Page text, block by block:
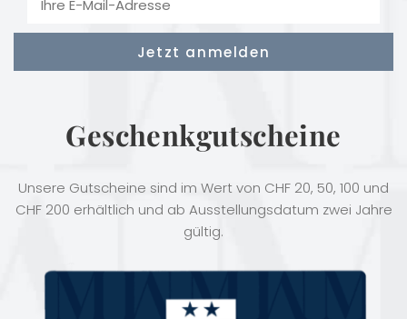
Geschenkgutscheine
Unsere Gutscheine sind im Wert von CHF 20, 50, 100 und
CHF 200 erhältlich und ab Ausstellungsdatum zwei Jahre
gültig.